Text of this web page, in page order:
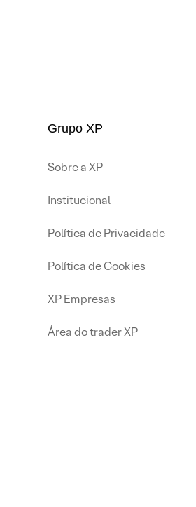
Grupo XP
Sobre a XP
Institucional
Política de Privacidade
Política de Cookies
XP Empresas
Área do trader XP